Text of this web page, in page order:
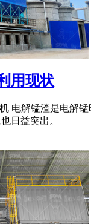
用现状
电解锰渣是电解
日益突出。